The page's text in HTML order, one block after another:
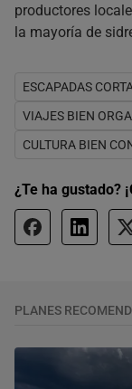
productores
la mayoría de
ESCAPADAS
VIAJES BIEN
CULTURA BIEN
¿Te ha gustado?
PLANES